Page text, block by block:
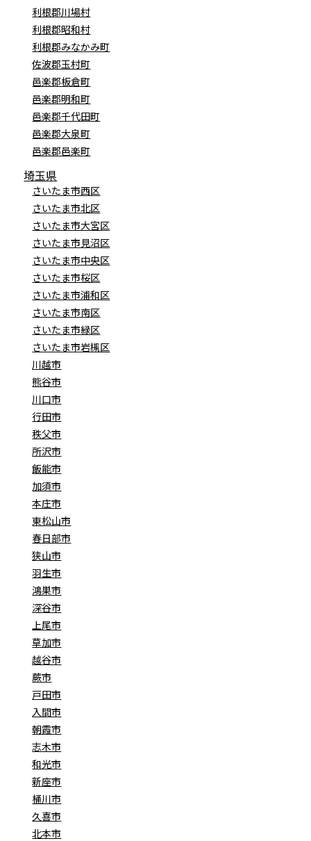
利根郡川場村
利根郡昭和村
利根郡みなかみ町
佐波郡玉村町
邑楽郡板倉町
邑楽郡明和町
邑楽郡千代田町
邑楽郡大泉町
邑楽郡邑楽町
埼玉県
さいたま市西区
さいたま市北区
さいたま市大宮区
さいたま市見沼区
さいたま市中央区
さいたま市桜区
さいたま市浦和区
さいたま市南区
さいたま市緑区
さいたま市岩槻区
川越市
熊谷市
川口市
行田市
秩父市
所沢市
飯能市
加須市
本庄市
東松山市
春日部市
狭山市
羽生市
鴻巣市
深谷市
上尾市
草加市
越谷市
蕨市
戸田市
入間市
朝霞市
志木市
和光市
新座市
桶川市
久喜市
北本市